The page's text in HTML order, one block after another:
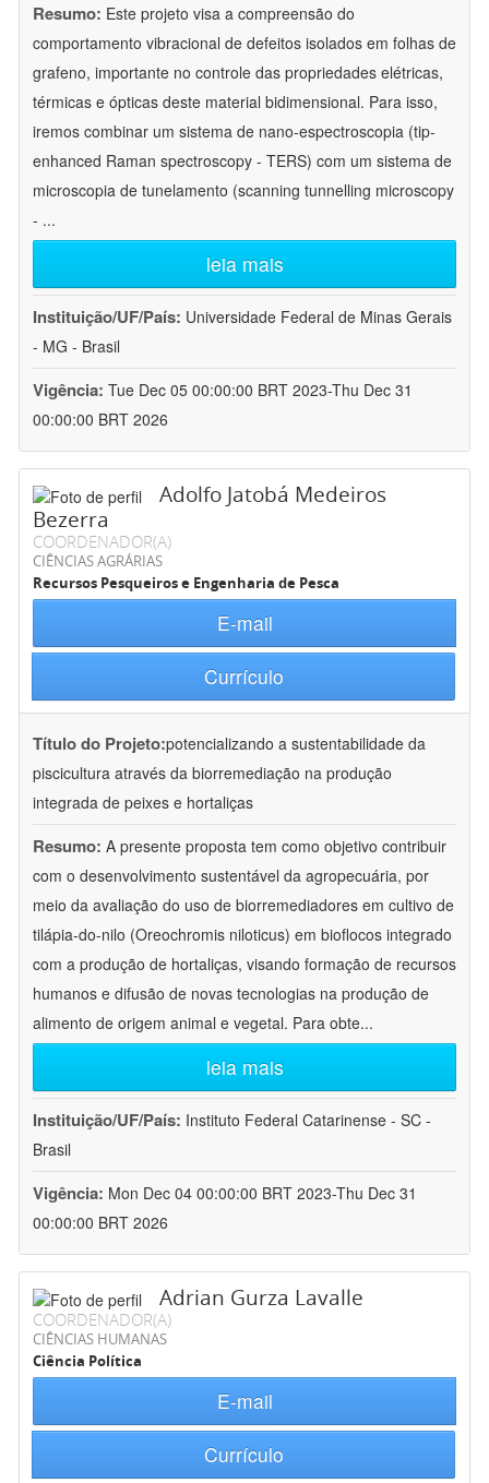
Resumo: Este projeto visa a compreensão do
comportamento vibracional de defeitos isolados em folhas de
grafeno, importante no controle das propriedades elétricas,
térmicas e ópticas deste material bidimensional. Para isso,
iremos combinar um sistema de nano-espectroscopia (tip-
enhanced Raman spectroscopy - TERS) com um sistema de
microscopia de tunelamento (scanning tunnelling microscopy
- ...
leia mais
Instituição/UF/País: Universidade Federal de Minas Gerais
- MG - Brasil
Vigência: Tue Dec 05 00:00:00 BRT 2023-Thu Dec 31
00:00:00 BRT 2026
Adolfo Jatobá Medeiros
Bezerra
COORDENADOR(A)
CIÊNCIAS AGRÁRIAS
Recursos Pesqueiros e Engenharia de Pesca
E-mail
Currículo
Título do Projeto:potencializando a sustentabilidade da
piscicultura através da biorremediação na produção
integrada de peixes e hortaliças
Resumo: A presente proposta tem como objetivo contribuir
com o desenvolvimento sustentável da agropecuária, por
meio da avaliação do uso de biorremediadores em cultivo de
tilápia-do-nilo (Oreochromis niloticus) em bioflocos integrado
com a produção de hortaliças, visando formação de recursos
humanos e difusão de novas tecnologias na produção de
alimento de origem animal e vegetal. Para obte...
leia mais
Instituição/UF/País: Instituto Federal Catarinense - SC -
Brasil
Vigência: Mon Dec 04 00:00:00 BRT 2023-Thu Dec 31
00:00:00 BRT 2026
Adrian Gurza Lavalle
COORDENADOR(A)
CIÊNCIAS HUMANAS
Ciência Política
E-mail
Currículo